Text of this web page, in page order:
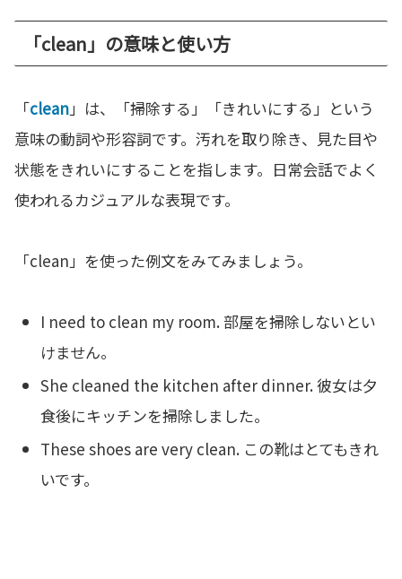
「clean」の意味と使い方
「clean」は、「掃除する」「きれいにする」という
意味の動詞や形容詞です。汚れを取り除き、見た目や
状態をきれいにすることを指します。日常会話でよく
使われるカジュアルな表現です。
「clean」を使った例文をみてみましょう。
I need to clean my room. 部屋を掃除しないとい
けません。
She cleaned the kitchen after dinner. 彼女は夕
食後にキッチンを掃除しました。
These shoes are very clean. この靴はとてもきれ
いです。